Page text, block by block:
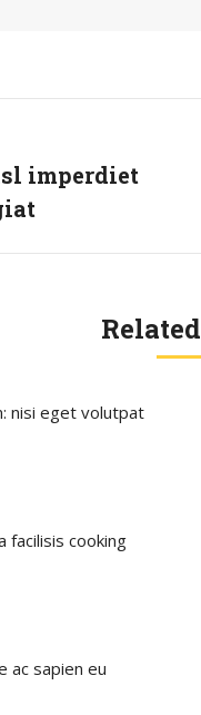
imperdiet
nisi eget volutpat
facilisis cooking
ac sapien eu